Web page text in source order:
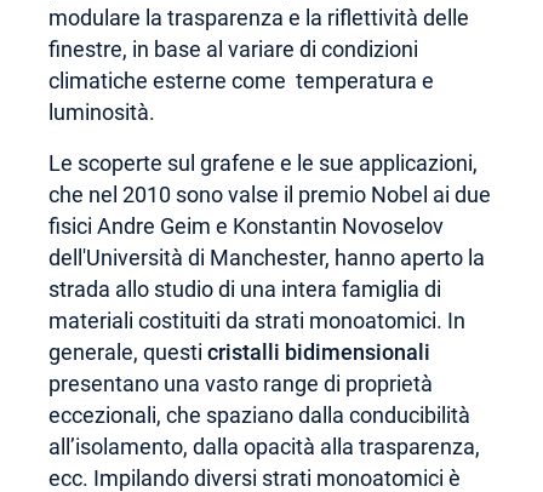
modulare la trasparenza e la riflettività delle
finestre, in base al variare di condizioni
climatiche esterne come temperatura e
luminosità.
Le scoperte sul grafene e le sue applicazioni,
che nel 2010 sono valse il premio Nobel ai due
fisici Andre Geim e Konstantin Novoselov
dell'Università di Manchester, hanno aperto la
strada allo studio di una intera famiglia di
materiali costituiti da strati monoatomici. In
generale, questi cristalli bidimensionali
presentano una vasto range di proprietà
eccezionali, che spaziano dalla conducibilità
all’isolamento, dalla opacità alla trasparenza,
ecc. Impilando diversi strati monoatomici è